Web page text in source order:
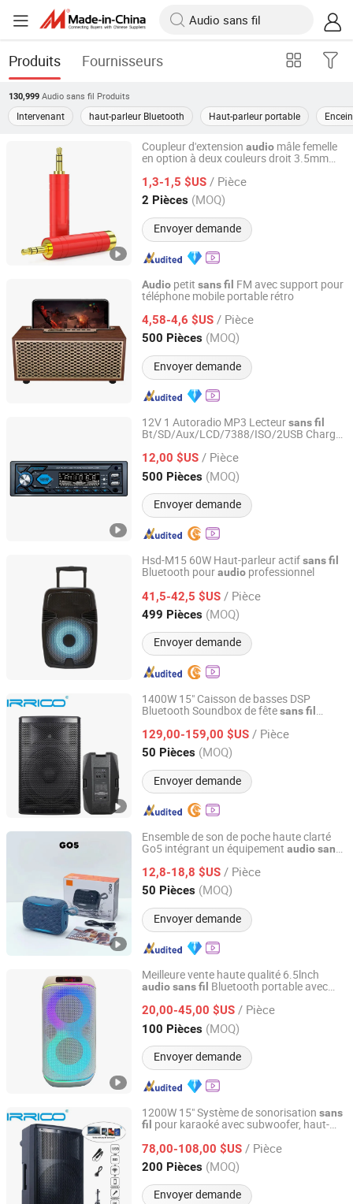
Produits Fournisseurs
130,999 Audio sans fil Produits
Intervenant haut-parleur Bluetooth Haut-parleur portable
Coupleur d'extension audio mâle femelle
en option à deux couleurs droit 3.5mm
microphonesansfilet système
audio
1,3-1,5 $US / Pièce
2 Pièces (MOQ)
Envoyer demande
Foshan Yangyang Optoelectronic Technology Co., Ltd.
Depuis 2026
Audio petit sansfil FM avec support pour
téléphone mobile portable rétro
4,58-4,6 $US / Pièce
500 Pièces (MOQ)
Envoyer demande
Good Seller Co., Ltd.
Zhejiang, China Depuis 2010
12V 1 Autoradio MP3 Lecteursansfil
Bt/SD/Aux/LCD/7388/ISO/2USB Charge
Lecteur
12,00 $US / Pièce
500 Pièces (MOQ)
Envoyer demande
Jiangmen Aokatoo Smart Technology Electronics Co., Ltd.
Guangdong, China Depuis 2020
Hsd-M15 60W Haut-parleur actifsansfil
Bluetooth pouraudio professionnel
41,5-42,5 $US / Pièce
499 Pièces (MOQ)
Envoyer demande
Guangzhou Haoshidai Electric Appliance Co., Ltd.
Guangdong, China Depuis 2024
1400W 15" Caisson de basses DSP
Bluetooth Soundbox de fêtesansfil
bocina parlante SKD boîteaudio
129,00-159,00 $US / Pièce
50 Pièces (MOQ)
Envoyer demande
Ningbo Jumboaudio Industrial Co., Ltd.
Zhejiang, China Depuis 2018
Ensemble de son de poche haute clarté
Go5 intégrant un équipement audiosans
12,8-18,8 $US / Pièce
50 Pièces (MOQ)
Envoyer demande
Shenzhen Aidi Xinsheng Trading Co., Ltd.
Guangdong, China Depuis 2025
Meilleure vente haute qualité 6.5lnch
audiosansfil Bluetooth portable avec
20,00-45,00 $US / Pièce
100 Pièces (MOQ)
Envoyer demande
Guangzhou Shuanglong Audio Co., Ltd.
Guangdong, China Depuis 2024
1200W 15" Système de sonorisation sans
fil pour karaoké avec subwoofer, haut-
audio
78,00-108,00 $US / Pièce
200 Pièces (MOQ)
Envoyer demande
Ningbo Jumboaudio Industrial Co., Ltd.
Zhejiang, China Depuis 2018